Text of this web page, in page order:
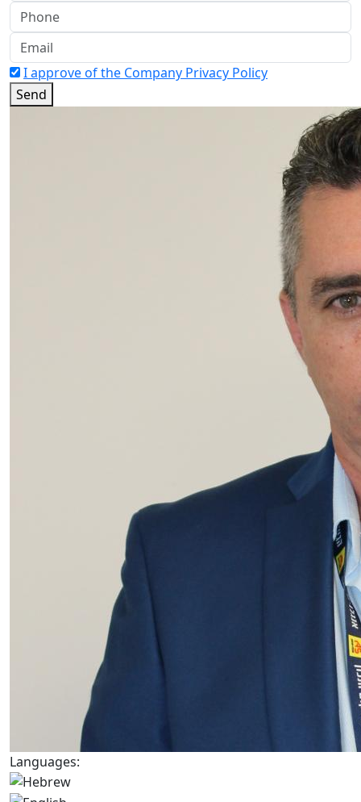
I approve of the Company Privacy Policy
Send
Languages: